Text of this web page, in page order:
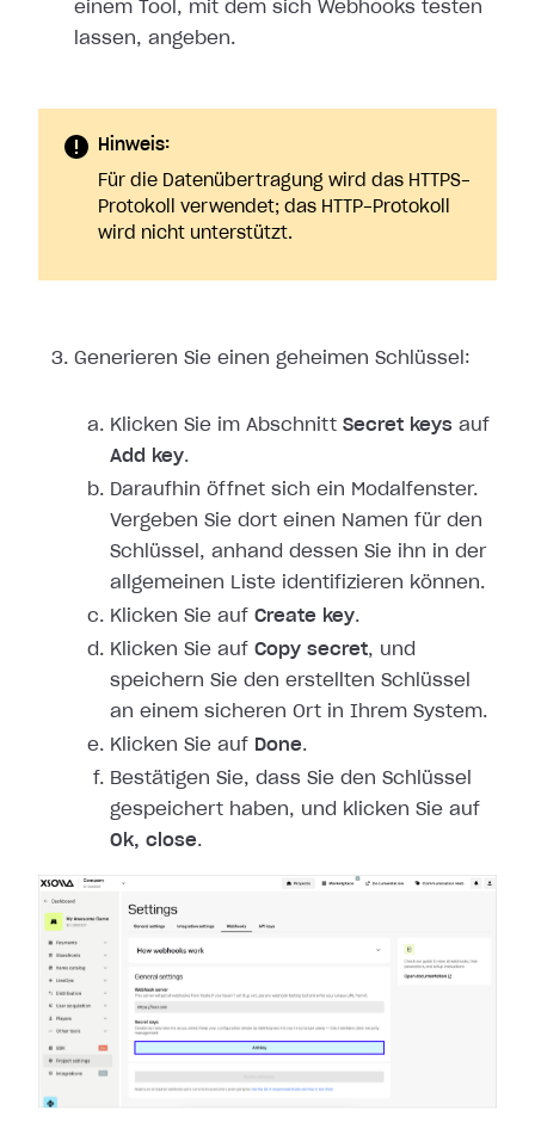
einem Tool, mit dem sich Webhooks testen
lassen, angeben.
Hinweis:
Für die Datenübertragung wird das HTTPS-
Protokoll verwendet; das HTTP-Protokoll
wird nicht unterstützt.
Generieren Sie einen geheimen Schlüssel:
Klicken Sie im Abschnitt Secret keys auf
Add key.
Daraufhin öffnet sich ein Modalfenster.
Vergeben Sie dort einen Namen für den
Schlüssel, anhand dessen Sie ihn in der
allgemeinen Liste identifizieren können.
Klicken Sie auf Create key.
Klicken Sie auf Copy secret, und
speichern Sie den erstellten Schlüssel
an einem sicheren Ort in Ihrem System.
Klicken Sie auf Done.
Bestätigen Sie, dass Sie den Schlüssel
gespeichert haben, und klicken Sie auf
Ok, close.